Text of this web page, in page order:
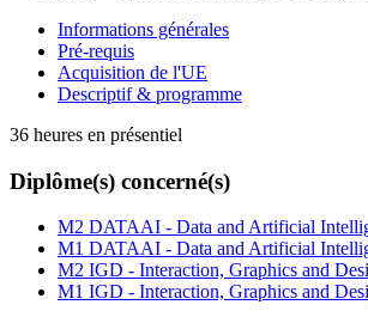
Informations générales
Pré-requis
Acquisition de l'UE
Descriptif & programme
36 heures en présentiel
Diplôme(s) concerné(s)
M2 DATAAI - Data and Artificial
M1 DATAAI - Data and Artificial
M2 IGD - Interaction, Graphics and
M1 IGD - Interaction, Graphics and